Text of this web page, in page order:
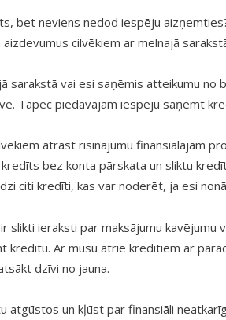
bet neviens nedod iespēju
aizdevumus cilvēkiem ar melnajā
sarakstā vai esi saņēmis atteikumu no
Tāpēc piedāvājam iespēju saņemt
atrast risinājumu finansiālajām
bez konta pārskata un sliktu
citi kredīti, kas var noderēt, ja esi
slikti ieraksti par maksājumu kavējumu
kredītu. Ar mūsu atrie kredītiem ar
dzīvi no jauna.
atgūstos un kļūst par finansiāli